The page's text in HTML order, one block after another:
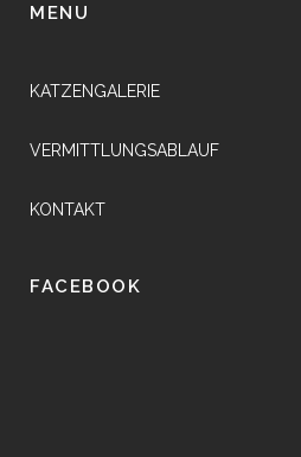
MENU
KATZENGALERIE
VERMITTLUNGSABLAUF
KONTAKT
FACEBOOK